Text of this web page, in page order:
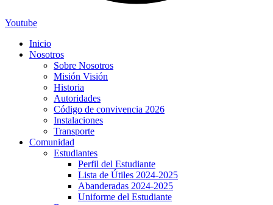
Youtube
Inicio
Nosotros
Sobre Nosotros
Misión Visión
Historia
Autoridades
Código de convivencia 2026
Instalaciones
Transporte
Comunidad
Estudiantes
Perfil del Estudiante
Lista de Útiles 2024-2025
Abanderadas 2024-2025
Uniforme del Estudiante